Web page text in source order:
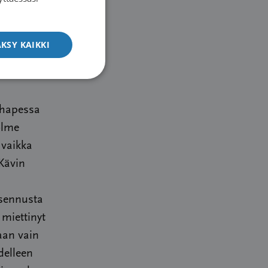
miettinyt
vain
KAIKKI